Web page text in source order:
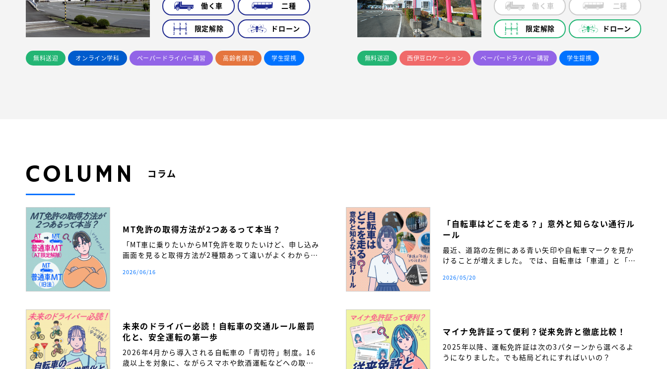
働く車 二種
限定解除 ドローン
無料送迎 オンライン学科 ペーパードライバー講習 高齢者講習 学生提携
働く車 二種
限定解除 ドローン
無料送迎 西伊豆ロケーション ペーパードライバー講習 学生提携
COLUMN コラム
MT免許の取得方法が2つあるって本当？
「MT車に乗りたいからMT免許を取りたいけど、申し込み
画面を見ると取得方法が2種類あって違いがよくわからな
か。
2026/06/16
「自転車はどこを走る？」意外と知らない通行ル
ール
最近、道路の左側にある青い矢印や自転車マークを見か
けることが増えました。 では、自転車は「車道」と「歩
2026/05/20
未来のドライバー必読！自転車の交通ルール厳罰
化と、安全運転の第一歩
2026年4月から導入される自転車の「青切符」制度。16
歳以上を対象に、ながらスマホや飲酒運転などへの取り
マイナ免許証って便利？従来免許と徹底比較！
2025年以降、運転免許証は次の3パターンから選べるよ
うになりました。でも結局どれにすればいいの？